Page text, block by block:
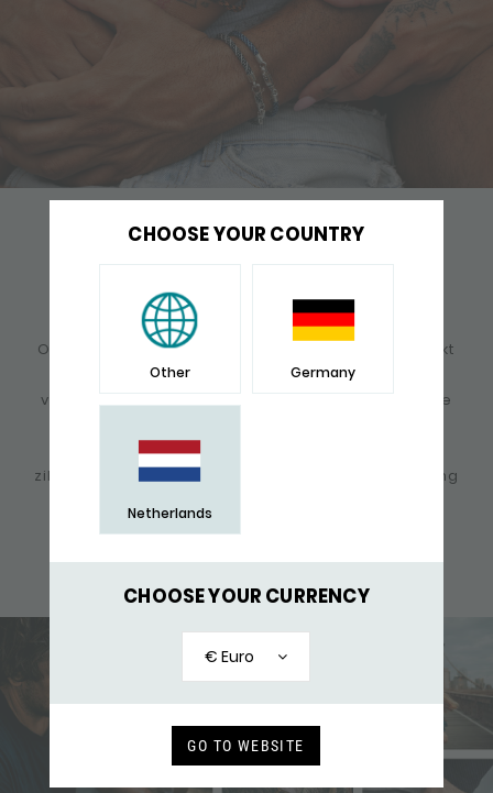
CHOOSE YOUR COUNTRY
Other Germany
Netherlands
CHOOSE YOUR CURRENCY
€ Euro
GO TO WEBSITE
PARACORD ARMBANDEN
VOOR HEM & HAAR
Onze duurzame armbanden zijn verfijnd afgewerkt
met sterling zilveren slot en beschikbaar in
verschillende maten en kleuren! Je combineert ze
passen bij elke outfit. Kies met of zonder extra
zilveren tube waarop je jouw persoonlijke gravering
SHOP NU